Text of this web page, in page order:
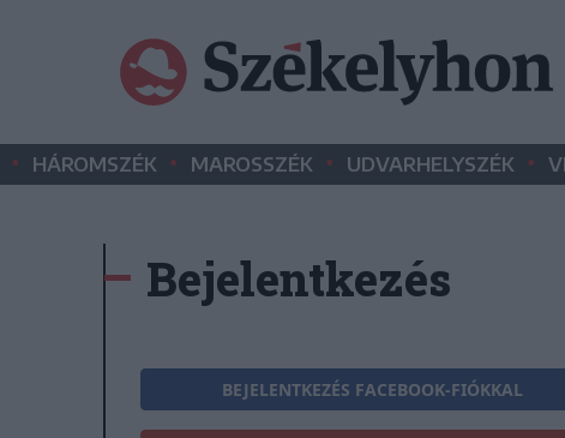
• HÁROMSZÉK • MAROSSZÉK • UDVARHELYSZÉK •
Bejelentkezés
BEJELENTKEZÉS FACEBOOK-FIÓKKAL